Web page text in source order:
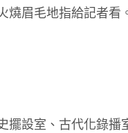
眉毛地指給記者看
設室、古代化錄